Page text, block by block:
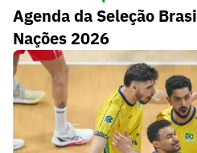
Agenda da Seleção
Nações 2026